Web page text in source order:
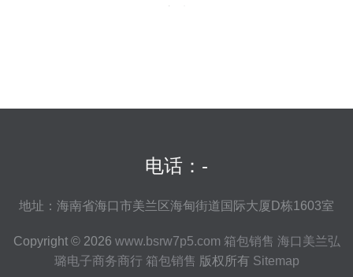
电话：-
地址：海南省海口市美兰区海甸街道国际大厦D栋1603室
Copyright © 2026 www.bsrw7p5.com 箱包销售 海口美兰弘
璐电子商务商行 箱包销售 版权所有 Sitemap